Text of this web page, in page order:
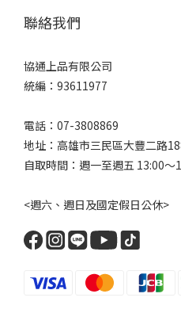
聯絡我們
協通上品有限公司
統編：93611977
電話：07-3808869
地址：高雄市三民區大豐二路
自取時間：週一至週五 13:00～
<週六、週日及國定假日公休>